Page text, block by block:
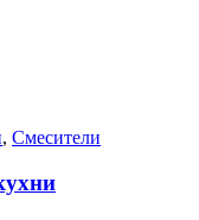
, Смесители